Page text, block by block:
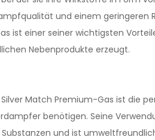
und einem geringeren
ist einer seiner wichtigsten
Nebenprodukte erzeugt.
Match Premium-Gas ist die
benötigen. Seine
und ist